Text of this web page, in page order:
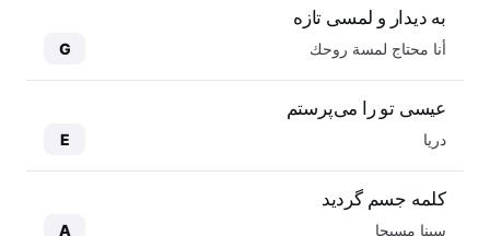
به دیدار و لمسی تازه
أنا محتاج لمسة روحك G
عیسی تو را می‌پرستم
دریا E
کلمه جسم گردید
سینا مسیحا A